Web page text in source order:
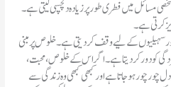
مسائل میں فطری طور پر زیادہ دلچسپی لیتی ہے۔
کرتی ہے۔
کے لیے وقف کر دیتی ہے۔ خلوص پر مبنی
کو دور کر دیتا ہے۔ اگر اس کے خلوص، محبت،
دل چور چور ہو جاتا ہے اور کبھی کبھی وہ زندگی سے